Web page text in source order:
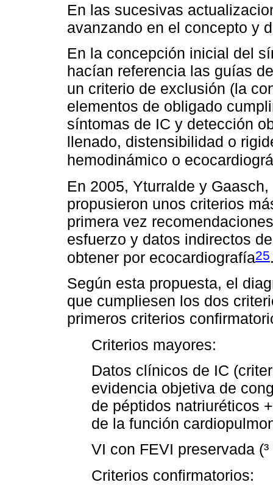
En las sucesivas
avanzando en el concepto y
En la concepción inicial del
hacían referencia las guías
un criterio de exclusión (la
elementos de obligado
síntomas de IC y detección
llenado, distensibilidad o
hemodinámico o
En 2005, Yturralde y
propusieron unos criterios
primera vez
esfuerzo y datos indirectos
obtener por ecocardiografía25
Según esta propuesta, el
que cumpliesen los dos
primeros criterios
Criterios mayores:
Datos clínicos de IC
evidencia objetiva de
de péptidos natriuréticos
de la función
VI con FEVI preservada
Criterios confirmatorios: